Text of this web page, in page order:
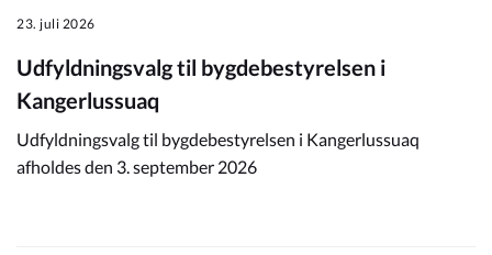
23. juli 2026
Udfyldningsvalg til bygdebestyrelsen i
Kangerlussuaq
Udfyldningsvalg til bygdebestyrelsen i Kangerlussuaq
afholdes den 3. september 2026